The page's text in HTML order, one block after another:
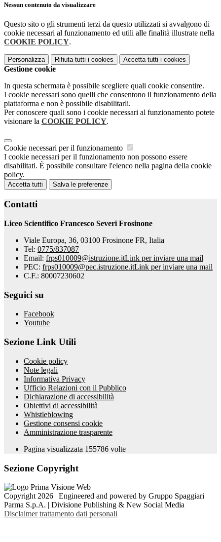
Nessun contenuto da visualizzare
Questo sito o gli strumenti terzi da questo utilizzati si avvalgono di
cookie necessari al funzionamento ed utili alle finalità illustrate nella
COOKIE POLICY.
Personalizza Rifiuta tutti i cookies Accetta tutti i cookies
Gestione cookie
In questa schermata è possibile scegliere quali cookie consentire.
I cookie necessari sono quelli che consentono il funzionamento della
piattaforma e non è possibile disabilitarli.
Per conoscere quali sono i cookie necessari al funzionamento potete
visionare la COOKIE POLICY.
Cookie necessari per il funzionamento
I cookie necessari per il funzionamento non possono essere
disabilitati. È possibile consultare l'elenco nella pagina della cookie
policy.
Accetta tutti Salva le preferenze
Contatti
Liceo Scientifico Francesco Severi Frosinone
Viale Europa, 36, 03100 Frosinone FR, Italia
Tel: 0775/837087
Email: frps010009@istruzione.itLink per inviare una mail
PEC: frps010009@pec.istruzione.itLink per inviare una mail
C.F.: 80007230602
Seguici su
Facebook
Youtube
Sezione Link Utili
Cookie policy
Note legali
Informativa Privacy
Ufficio Relazioni con il Pubblico
Dichiarazione di accessibilità
Obiettivi di accessibilità
Whistleblowing
Gestione consensi cookie
Amministrazione trasparente
Pagina visualizzata 155786 volte
Sezione Copyright
Copyright 2026 | Engineered and powered by Gruppo Spaggiari
Parma S.p.A. | Divisione Publishing & New Social Media
Disclaimer trattamento dati personali